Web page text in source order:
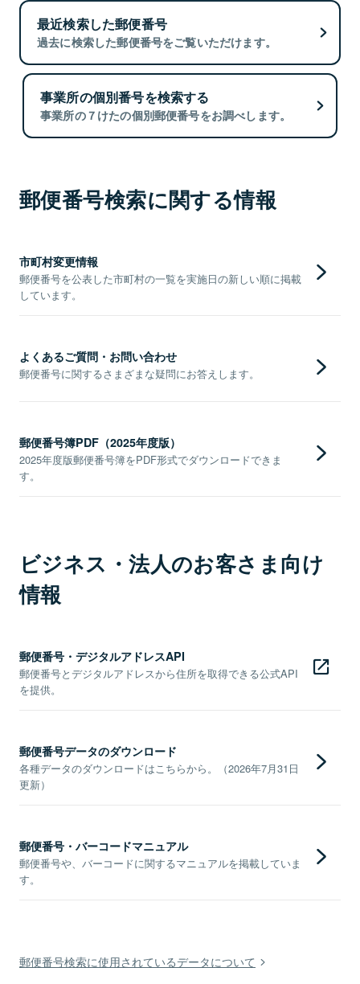
最近検索した郵便番号
過去に検索した郵便番号をご覧いただけます。
事業所の個別番号を検索する
事業所の７けたの個別郵便番号をお調べします。
郵便番号検索に関する情報
市町村変更情報
郵便番号を公表した市町村の一覧を実施日の新しい順に掲載
しています。
よくあるご質問・お問い合わせ
郵便番号に関するさまざまな疑問にお答えします。
郵便番号簿PDF（2025年度版）
2025年度版郵便番号簿をPDF形式でダウンロードできま
す。
ビジネス・法人のお客さま向け
情報
郵便番号・デジタルアドレスAPI
郵便番号とデジタルアドレスから住所を取得できる公式API
を提供。
郵便番号データのダウンロード
各種データのダウンロードはこちらから。（2026年7月31日
更新）
郵便番号・バーコードマニュアル
郵便番号や、バーコードに関するマニュアルを掲載していま
す。
郵便番号検索に使用されているデータについて